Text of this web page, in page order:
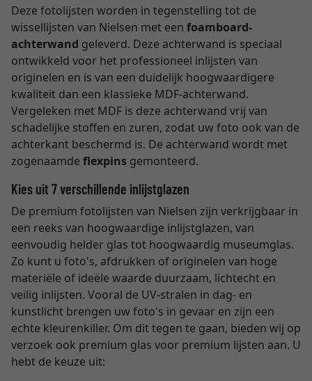
Deze fotolijsten worden in tegenstelling tot de
wissellijsten van Nielsen met een foamboard-
achterwand geleverd. Deze achterwand is speciaal
ontwikkeld voor het professioneel inlijsten van
originelen en is van een duidelijk hoogwaardigere
kwaliteit dan een klassieke MDF-achterwand.
Vergeleken met MDF is deze achterwand vrij van
schadelijke stoffen en zuren, zodat uw foto ook van de
achterkant beschermd is. De achterwand wordt met
zogenaamde flexpins gemonteerd.
Kies uit 7 verschillende inlijstglazen
De premium fotolijsten van Nielsen zijn verkrijgbaar in
een reeks van hoogwaardige inlijstglazen, van
eenvoudig helder glas tot hoogwaardig museumglas.
Zo kunt u foto's, afdrukken of originelen van hoge
materiële of ideële waarde duurzaam, lichtecht en
veilig inlijsten. Vooral de UV-stralen in dag- en
kunstlicht brengen uw foto's in gevaar en zijn een
echte kleurenkiller. Om dit tegen te gaan, bieden wij op
verzoek ook premium glas voor premium lijsten aan. U
hebt de keuze uit: